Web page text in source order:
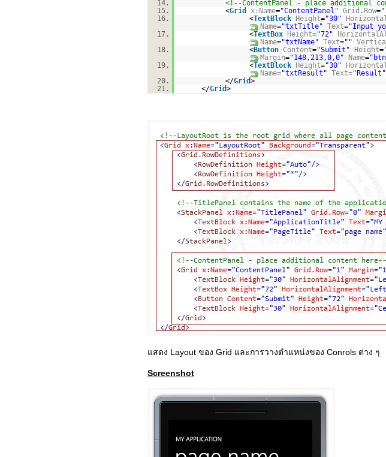
14.
<!--ContentPanel - place additional
15.
<Grid x:Name="ContentPanel" Grid.Row=
16.
<TextBlock Height="30"
Name="txtTitle" Text="Input
17.
<TextBox Height="72"
Name="txtName" Text=""
18.
<Button Content="Submit" Height=
Margin="148,213,0,0" Name=
19.
<TextBlock Height="30"
Name="txtResult" Text="Result"
20.
</Grid>
21.
</Grid>
แสดง Layout ของ Grid และการวางตำแหน่งของ Conrols ต่าง ๆ
Screenshot